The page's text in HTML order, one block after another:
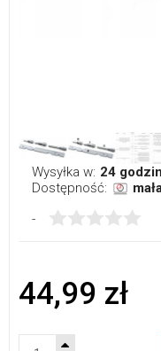
Wysyłka w: 24
Dostępność:
-
44,99 zł